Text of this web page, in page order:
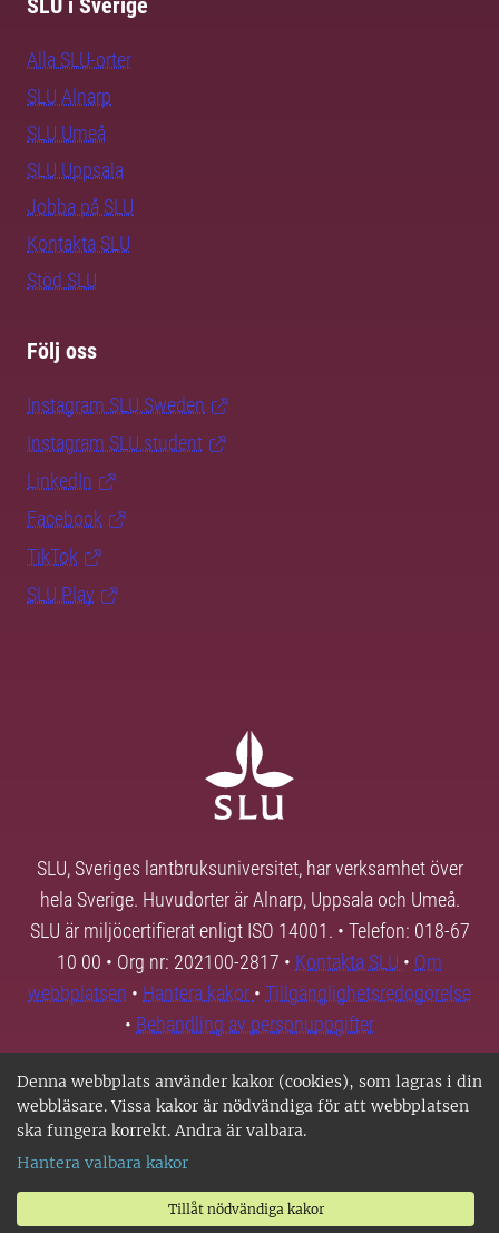
Denna webbplats använder kakor (cookies), som lagras i din
webbläsare. Vissa kakor är nödvändiga för att webbplatsen
ska fungera korrekt. Andra är valbara.
Hantera valbara kakor
Tillåt nödvändiga kakor
SLU i Sverige
Alla SLU-orter
SLU Alnarp
SLU Umeå
SLU Uppsala
Jobba på SLU
Kontakta SLU
Stöd SLU
Följ oss
Instagram SLU.Sweden
Instagram SLU.student
LinkedIn
Facebook
TikTok
SLU Play
SLU, Sveriges lantbruksuniversitet, har verksamhet över
hela Sverige. Huvudorter är Alnarp, Uppsala och Umeå.
SLU är miljöcertifierat enligt ISO 14001. • Telefon: 018-67
10 00 • Org nr: 202100-2817 • Kontakta SLU • Om
webbplatsen • Hantera kakor • Tillgänglighetsredogörelse
• Behandling av personuppgifter